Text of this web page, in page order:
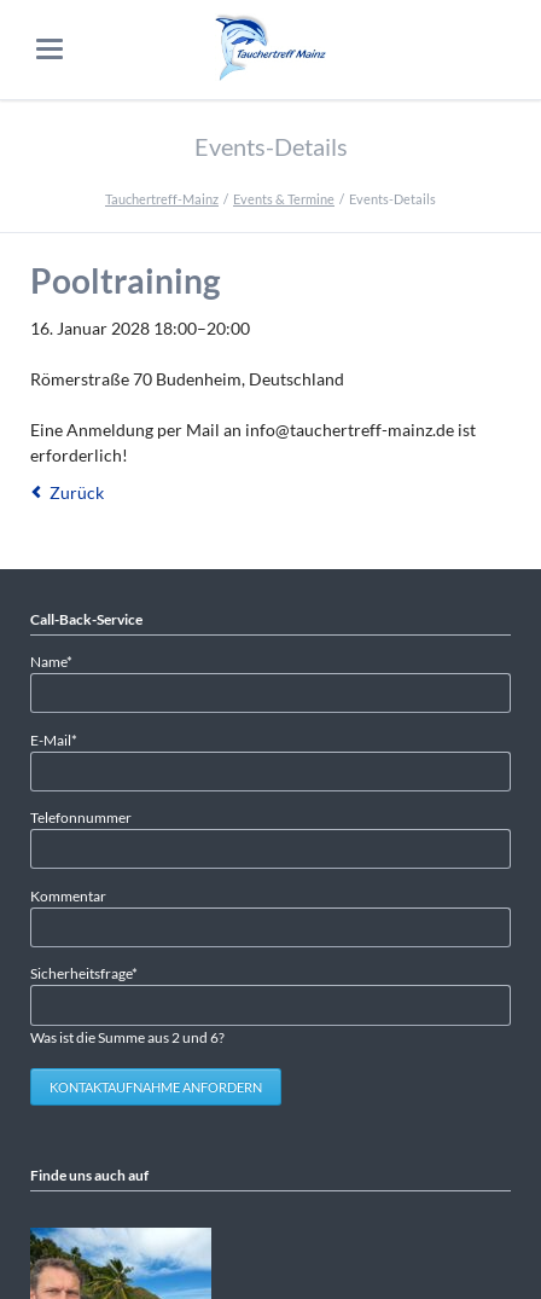
Events-Details
Tauchertreff-Mainz Events & Termine Events-Details
Pooltraining
16. Januar 2028 18:00–20:00
Römerstraße 70 Budenheim, Deutschland
Eine Anmeldung per Mail an info@tauchertreff-mainz.de ist
erforderlich!
Zurück
Call-Back-Service
Pflichtfeld
Name*
Pflichtfeld
E-Mail*
Telefonnummer
Kommentar
Pflichtfeld
Sicherheitsfrage*
Was ist die Summe aus 2 und 6?
KONTAKTAUFNAHME ANFORDERN
Finde uns auch auf